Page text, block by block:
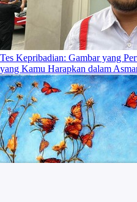
Tes Kepribadian: Gambar yang
yang Kamu Harapkan dalam